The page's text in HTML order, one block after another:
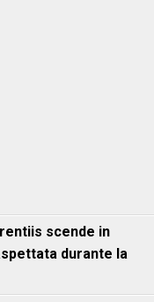
scende in
durante la